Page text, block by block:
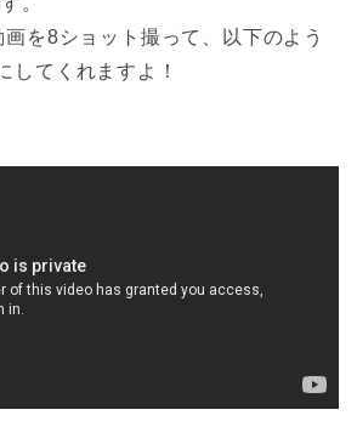
を8ショット撮って、以下のよう
してくれますよ！